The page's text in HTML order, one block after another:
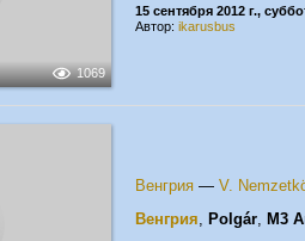
1069
15 сентября 2012 г.,
Автор: ikarusbus
Венгрия — V.
Венгрия, Polgár, M3